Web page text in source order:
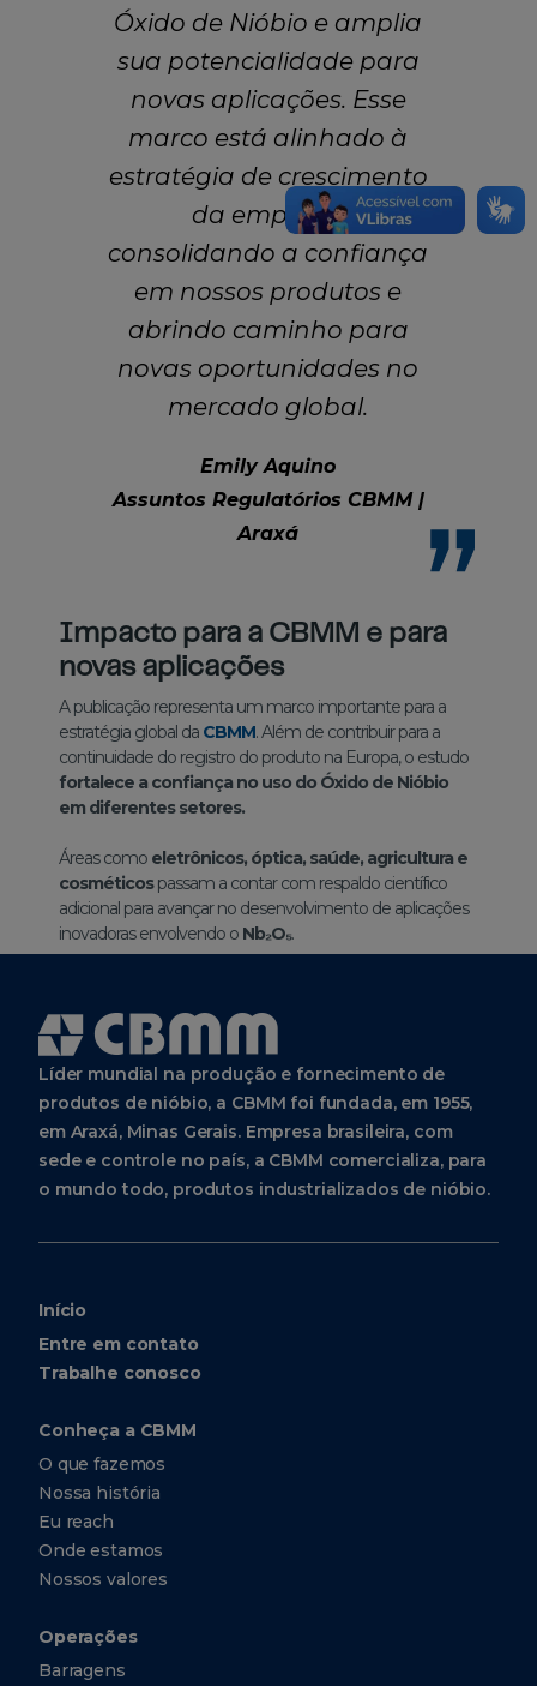
Óxido de Nióbio e amplia
sua potencialidade para
novas aplicações. Esse
marco está alinhado à
estratégia de crescimento
da empresa,
consolidando a confiança
em nossos produtos e
abrindo caminho para
novas oportunidades no
mercado global.
Emily Aquino
Assuntos Regulatórios CBMM |
Araxá
Impacto para a CBMM e para
novas aplicações
A publicação representa um marco importante para a
estratégia global da CBMM. Além de contribuir para a
continuidade do registro do produto na Europa, o estudo
fortalece a confiança no uso do Óxido de Nióbio
em diferentes setores.
Áreas como eletrônicos, óptica, saúde, agricultura e
cosméticospassam a contar com respaldo científico
adicional para avançar no desenvolvimento de aplicações
inovadoras envolvendo o Nb₂O₅.
Líder mundial na produção e fornecimento de
produtos de nióbio, a CBMM foi fundada, em 1955,
em Araxá, Minas Gerais. Empresa brasileira, com
sede e controle no país, a CBMM comercializa, para
o mundo todo, produtos industrializados de nióbio.
Início
Entre em contato
Trabalhe conosco
Conheça a CBMM
O que fazemos
Nossa história
Eu reach
Onde estamos
Nossos valores
Operações
Barragens